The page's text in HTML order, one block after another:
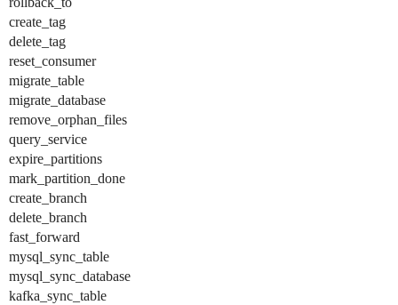
create_tag
delete_tag
reset_consumer
migrate_table
migrate_database
remove_orphan_files
query_service
expire_partitions
mark_partition_done
create_branch
delete_branch
fast_forward
mysql_sync_table
mysql_sync_database
kafka_sync_table